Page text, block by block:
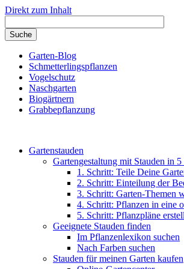
Direkt zum Inhalt
Garten-Blog
Schmetterlingspflanzen
Vogelschutz
Naschgarten
Biogärtnern
Grabbepflanzung
Gartenstauden
Gartengestaltung mit Stauden in 5
1. Schritt: Teile Deine
2. Schritt: Einteilung der
3. Schritt: Garten-Themen
4. Schritt: Pflanzen in eine
5. Schritt: Pflanzpläne
Geeignete Stauden finden
Im Pflanzenlexikon suchen
Nach Farben suchen
Stauden für meinen Garten kaufen